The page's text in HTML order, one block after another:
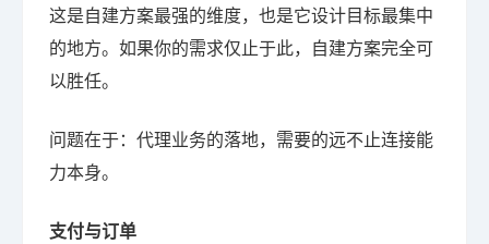
这是自建方案最强的维度，也是它设计目标最集中
的地方。如果你的需求仅止于此，自建方案完全可
以胜任。
问题在于：代理业务的落地，需要的远不止连接能
力本身。
支付与订单